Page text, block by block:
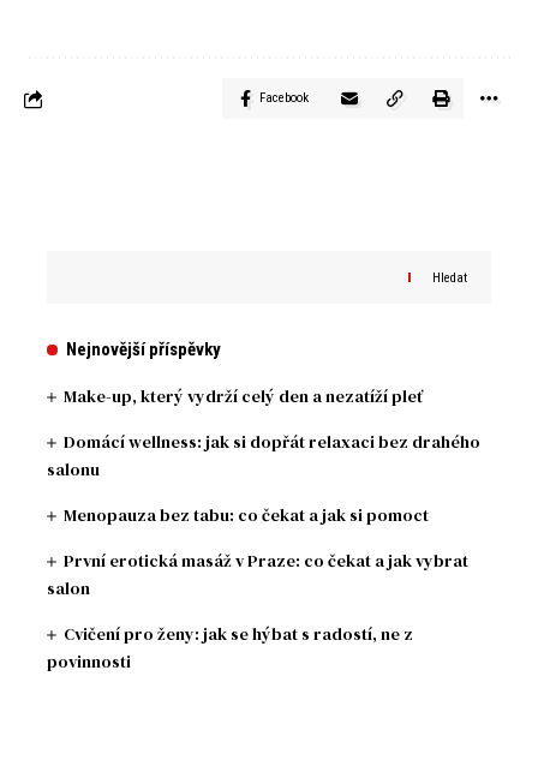
Facebook
Hledat
Nejnovější příspěvky
Make-up, který vydrží celý den a nezatíží pleť
Domácí wellness: jak si dopřát relaxaci bez drahého
salonu
Menopauza bez tabu: co čekat a jak si pomoct
První erotická masáž v Praze: co čekat a jak vybrat
salon
Cvičení pro ženy: jak se hýbat s radostí, ne z
povinnosti